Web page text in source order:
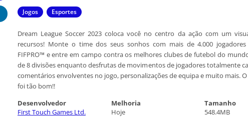
Jogos Esportes
Dream League Soccer 2023 coloca você no centro da ação com um
recursos! Monte o time dos seus sonhos com mais de 4.000 jogadores
FIFPRO™ e entre em campo contra os melhores clubes de futebol do
de 8 divisões enquanto desfrutas de movimentos de jogadores totalmente
comentários envolventes no jogo, personalizações de equipa e muito mais.
foi tão bom!!
Desenvolvedor
First Touch Games Ltd.
Melhoria
Hoje
Tamanho
548.4MB